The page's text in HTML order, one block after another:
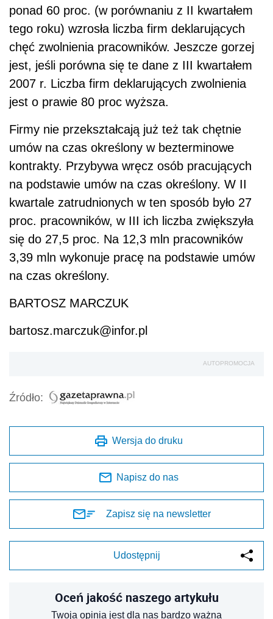
ponad 60 proc. (w porównaniu z II kwartałem
tego roku) wzrosła liczba firm deklarujących
chęć zwolnienia pracowników. Jeszcze gorzej
jest, jeśli porówna się te dane z III kwartałem
2007 r. Liczba firm deklarujących zwolnienia
jest o prawie 80 proc wyższa.
Firmy nie przekształcają już też tak chętnie
umów na czas określony w bezterminowe
kontrakty. Przybywa wręcz osób pracujących
na podstawie umów na czas określony. W II
kwartale zatrudnionych w ten sposób było 27
proc. pracowników, w III ich liczba zwiększyła
się do 27,5 proc. Na 12,3 mln pracowników
3,39 mln wykonuje pracę na podstawie umów
na czas określony.
BARTOSZ MARCZUK
bartosz.marczuk@infor.pl
AUTOPROMOCJA
Źródło:
Wersja do druku
Napisz do nas
Zapisz się na newsletter
Udostępnij
Oceń jakość naszego artykułu
Twoja opinia jest dla nas bardzo ważna